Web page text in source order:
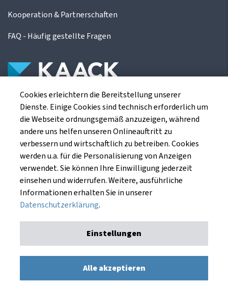
Kooperation & Partnerschaften
FAQ - Häufig gestellte Fragen
Die Kaack Terminhandel GmbH ist ein
Finanzdienstleistungsinstitut für die europäischen
Agrarterminbörsen.
Kaack Terminhandel GmbH
Am Markt 8
49661 Cloppenburg
Datenschutzerklärung
Cookies erleichtern die Bereitstellung unserer
Dienste. Einige Cookies sind technisch erforderlich um
die Webseite ordnungsgemäß anzuzeigen, während
andere uns helfen unseren Onlineauftritt zu
verbessern und wirtschaftlich zu betreiben. Cookies
werden u.a. für die Personalisierung von Anzeigen
verwendet. Sie können Ihre Einwilligung jederzeit
einsehen und widerrufen. Weitere, ausführliche
Informationen erhalten Sie in unserer
Datenschutzerklärung.
Einstellungen
Alle akzeptieren